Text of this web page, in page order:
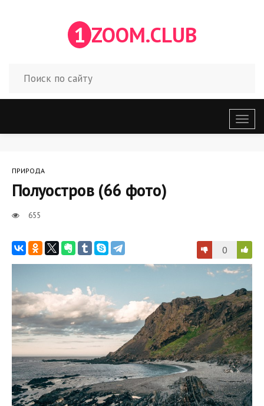
1 ZOOM.CLUB
меню
ПРИРОДА
Полуостров (66 фото)
655
0